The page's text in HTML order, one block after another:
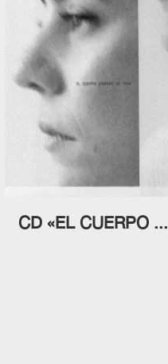
CD «EL CUERPO ...